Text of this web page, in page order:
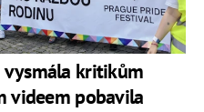
vysmála kritikům
videem pobavila